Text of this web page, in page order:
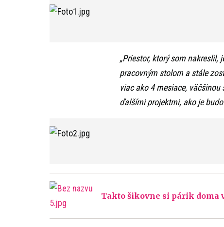
„Priestor, ktorý som
pracovným stolom a stále
viac ako 4 mesiace, väčšinou
ďalšími projektmi, ako je
Takto šikovne si párik